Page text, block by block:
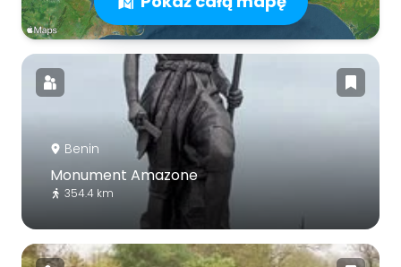
Benin
Monument Amazone
354.4 km